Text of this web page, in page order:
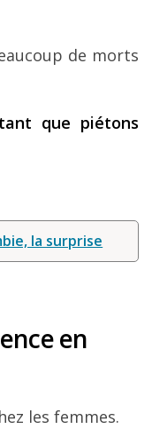
de morts
que piétons
la surprise
en
les femmes.